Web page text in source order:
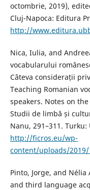
octombrie, 2019),
Cluj-Napoca: Editura
http://
Nica, Iulia, and
vocabularului
Câteva considerații
Teaching Romanian
speakers. Notes on
Studii de limbă și
Nanu, 291–311.
http://ficros.eu/wp-
content/uploads/
Pinto, Jorge, and
and third language